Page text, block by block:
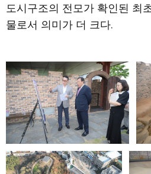
도시구조의 전모가 확인된 최
물로서 의미가 더 크다.